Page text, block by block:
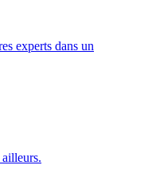
experts dans un